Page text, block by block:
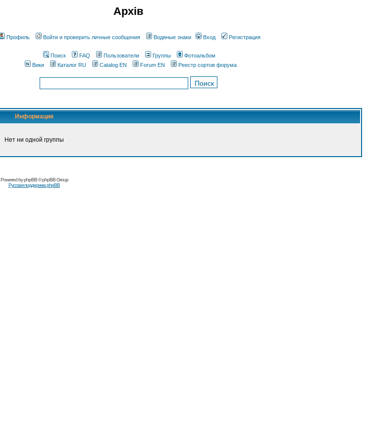
Архів
Профиль Войти и проверить личные сообщения Водяные знаки Вход Регистрация
Поиск FAQ Пользователи Группы
Фотоальбом
Вики
Каталог RU Catalog EN Forum EN Реестр сортов форума
Информация
Нет ни одной группы
Powered byphpBB© phpBB Group
Русская поддержка phpBB